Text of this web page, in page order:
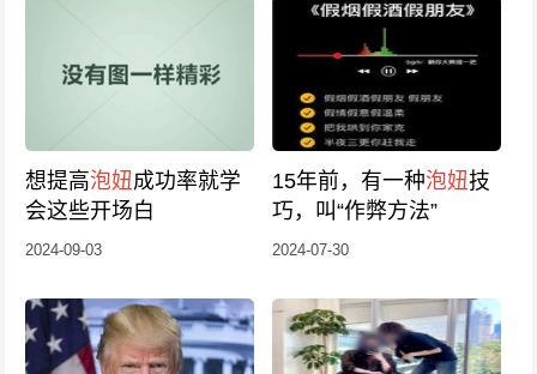
想提高泡妞成功率就学
会这些开场白
2024-09-03
15年前，有一种泡妞技
巧，叫“作弊方法”
2024-07-30